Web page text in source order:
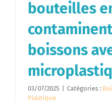
bouteilles
boissons
03/07/2025 Catégories :
Plastique